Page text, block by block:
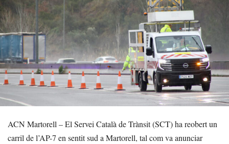
ACN Martorell – El Servei Català de Trànsit (SCT) ha reobert un
carril de l’AP-7 en sentit sud a Martorell, tal com va anunciar